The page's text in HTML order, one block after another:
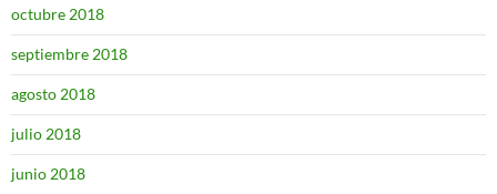
octubre 2018
septiembre 2018
agosto 2018
julio 2018
junio 2018